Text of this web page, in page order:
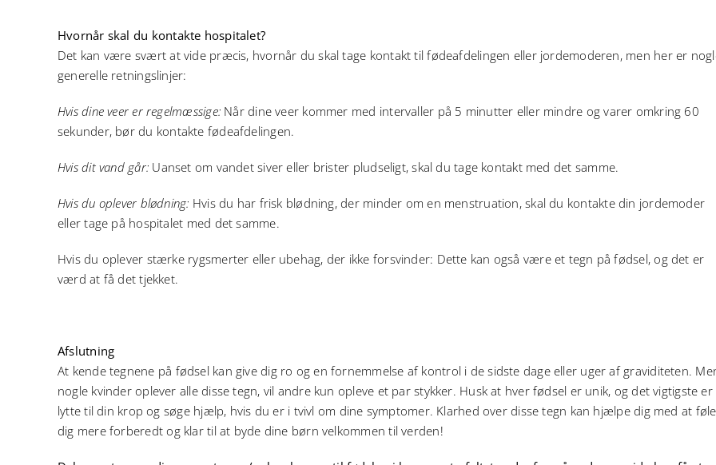
Hvornår skal du kontakte hospitalet?
Det kan være svært at vide præcis, hvornår du skal tage kontakt til fødeafdelingen eller jordemoderen, men her er
generelle retningslinjer:
Hvis dine veer er regelmæssige:Når dine veer kommer med intervaller på 5 minutter eller mindre og varer omkring 60
sekunder, bør du kontakte fødeafdelingen.
Hvis dit vand går: Uanset om vandet siver eller brister pludseligt, skal du tage kontakt med det samme.
Hvis du oplever blødning: Hvis du har frisk blødning, der minder om en menstruation, skal du kontakte din jordemoder
eller tage på hospitalet med det samme.
Hvis du oplever stærke rygsmerter eller ubehag, der ikke forsvinder: Dette kan også være et tegn på fødsel, og det er
værd at få det tjekket.
Afslutning
At kende tegnene på fødsel kan give dig ro og en fornemmelse af kontrol i de sidste dage eller uger af graviditeten.
nogle kvinder oplever alle disse tegn, vil andre kun opleve et par stykker. Husk at hver fødsel er unik, og det vigtigste er
lytte til din krop og søge hjælp, hvis du er i tvivl om dine symptomer. Klarhed over disse tegn kan hjælpe dig med at føle
dig mere forberedt og klar til at byde dine børn velkommen til verden!